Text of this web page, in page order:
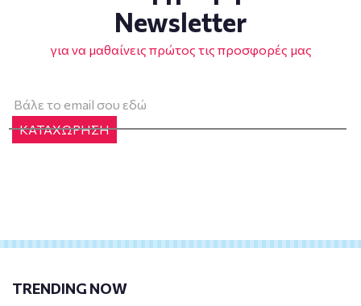
Newsletter
για να μαθαίνεις πρώτος τις προσφορές μας
ΚΑΤΑΧΩΡΗΣΗ
TRENDING NOW